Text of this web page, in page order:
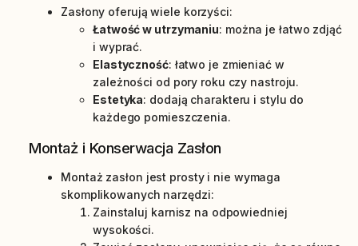
Zasłony oferują wiele korzyści:
Łatwość w utrzymaniu: można je łatwo zdjąć
i wyprać.
Elastyczność: łatwo je zmieniać w
zależności od pory roku czy nastroju.
Estetyka: dodają charakteru i stylu do
każdego pomieszczenia.
Montaż i Konserwacja Zasłon
Montaż zasłon jest prosty i nie wymaga
skomplikowanych narzędzi:
Zainstaluj karnisz na odpowiedniej
wysokości.